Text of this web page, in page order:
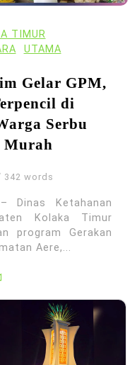
TIMUR
UTAMA
Gelar GPM,
di
Serbu
Murah
342 words
– Dinas Ketahanan
Kolaka Timur
program Gerakan
Aere,...